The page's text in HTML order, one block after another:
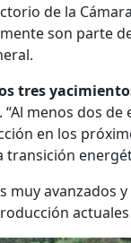
de la
son parte
tres
menos dos
en los
muy avanzados